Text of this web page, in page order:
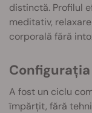
distinctă. Profilul
meditativ,
corporală fără
A fost un ciclu
împărțit, fără